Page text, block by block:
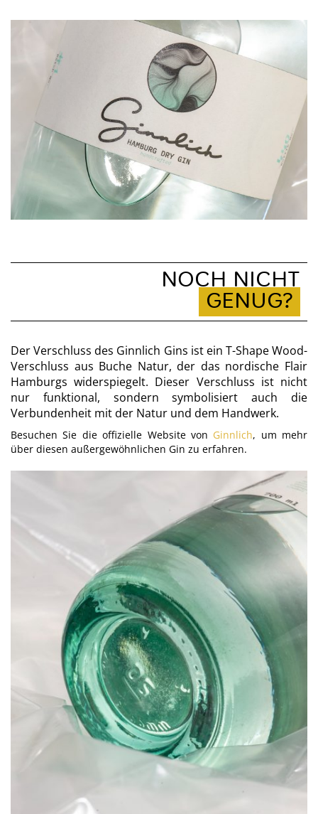
NOCH NICHT
GENUG?
Der Verschluss des Ginnlich Gins ist ein T-Shape Wood-
Verschluss aus Buche Natur, der das nordische Flair
Hamburgs widerspiegelt. Dieser Verschluss ist nicht
nur funktional, sondern symbolisiert auch die
Verbundenheit mit der Natur und dem Handwerk.
Besuchen Sie die offizielle Website von Ginnlich, um mehr
über diesen außergewöhnlichen Gin zu erfahren.